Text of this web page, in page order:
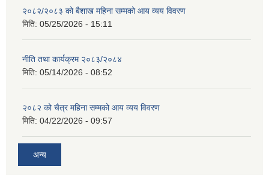
२०८२/२०८३ को बैशाख महिना सम्मको आय व्यय विवरण
मिति: 05/25/2026 - 15:11
नीति तथा कार्यक्रम २०८३/२०८४
मिति: 05/14/2026 - 08:52
२०८२ को चैत्र महिना सम्मको आय व्यय विवरण
मिति: 04/22/2026 - 09:57
अन्य